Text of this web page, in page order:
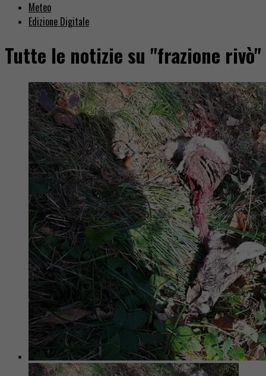
Meteo
Edizione Digitale
Tutte le notizie su "frazione rivò"